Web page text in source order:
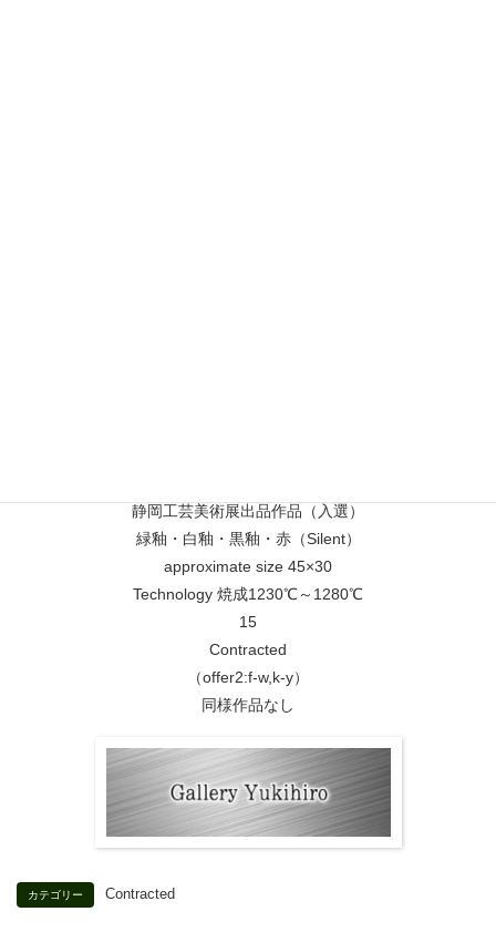
静岡工芸美術展出品作品（入選）
緑釉・白釉・黒釉・赤（Silent）
approximate size 45×30
Technology 焼成1230℃～1280℃
15
Contracted
（offer2:f-w,k-y）
同様作品なし
カテゴリー Contracted